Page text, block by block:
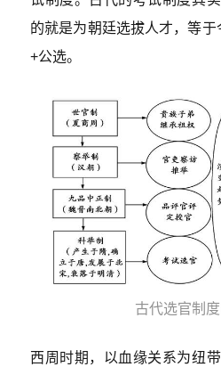
的就是为朝廷选拔人才，等
+公选。
古代选官制
西周时期，以血缘关系为纽